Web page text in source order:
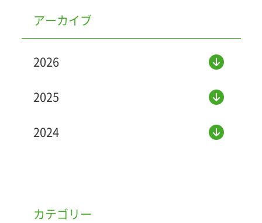
アーカイブ
2026
2025
2024
カテゴリー